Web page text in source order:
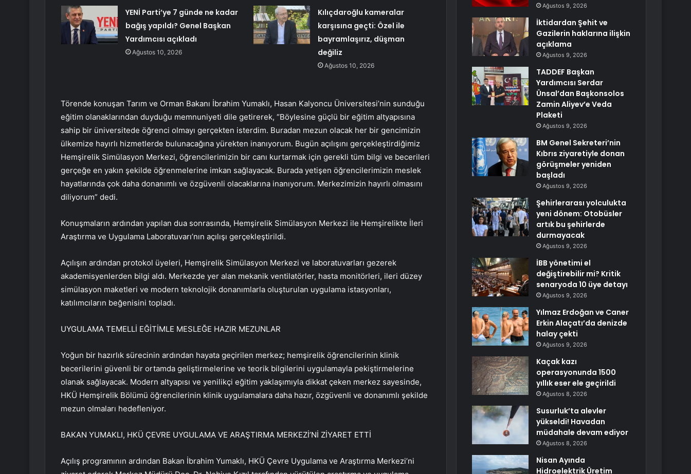
YENİ Parti’ye 7 günde ne kadar
bağış yapıldı? Genel Başkan
Yardımcısı açıkladı
Ağustos 10, 2026
Kılıçdaroğlu kameralar
karşısına geçti: Özel ile
bayramlaşırız, düşman
değiliz
Ağustos 10, 2026
Törende konuşan Tarım ve Orman Bakanı İbrahim Yumaklı, Hasan Kalyoncu Üniversitesi’nin sunduğu
eğitim olanaklarından duyduğu memnuniyeti dile getirerek, “Böylesine güçlü bir eğitim altyapısına
sahip bir üniversitede öğrenci olmayı gerçekten isterdim. Buradan mezun olacak her bir gencimizin
ülkemize hayırlı hizmetlerde bulunacağına yürekten inanıyorum. Bugün açılışını gerçekleştirdiğimiz
Hemşirelik Simülasyon Merkezi, öğrencilerimizin bir canı kurtarmak için gerekli tüm bilgi ve becerileri
gerçeğe en yakın şekilde öğrenmelerine imkan sağlayacak. Burada yetişen öğrencilerimizin meslek
hayatlarında çok daha donanımlı ve özgüvenli olacaklarına inanıyorum. Merkezimizin hayırlı olmasını
diliyorum” dedi.
Konuşmaların ardından yapılan dua sonrasında, Hemşirelik Simülasyon Merkezi ile Hemşirelikte İleri
Araştırma ve Uygulama Laboratuvarı’nın açılışı gerçekleştirildi.
Açılışın ardından protokol üyeleri, Hemşirelik Simülasyon Merkezi ve laboratuvarları gezerek
akademisyenlerden bilgi aldı. Merkezde yer alan mekanik ventilatörler, hasta monitörleri, ileri düzey
simülasyon maketleri ve modern teknolojik donanımlarla oluşturulan uygulama istasyonları,
katılımcıların beğenisini topladı.
UYGULAMA TEMELLİ EĞİTİMLE MESLEĞE HAZIR MEZUNLAR
Yoğun bir hazırlık sürecinin ardından hayata geçirilen merkez; hemşirelik öğrencilerinin klinik
becerilerini güvenli bir ortamda geliştirmelerine ve teorik bilgilerini uygulamayla pekiştirmelerine
olanak sağlayacak. Modern altyapısı ve yenilikçi eğitim yaklaşımıyla dikkat çeken merkez sayesinde,
HKÜ Hemşirelik Bölümü öğrencilerinin klinik uygulamalara daha hazır, özgüvenli ve donanımlı şekilde
mezun olmaları hedefleniyor.
BAKAN YUMAKLI, HKÜ ÇEVRE UYGULAMA VE ARAŞTIRMA MERKEZİ’Nİ ZİYARET ETTİ
Açılış programının ardından Bakan İbrahim Yumaklı, HKÜ Çevre Uygulama ve Araştırma Merkezi’ni
Ağustos 9, 2026
İktidardan Şehit ve
Gazilerin haklarına ilişkin
açıklama
Ağustos 9, 2026
TADDEF Başkan
Yardımcısı Serdar
Ünsal’dan Başkonsolos
Zamin Aliyev’e Veda
Plaketi
Ağustos 9, 2026
BM Genel Sekreteri’nin
Kıbrıs ziyaretiyle donan
görüşmeler yeniden
başladı
Ağustos 9, 2026
Şehirlerarası yolculukta
yeni dönem: Otobüsler
artık bu şehirlerde
durmayacak
Ağustos 9, 2026
İBB yönetimi el
değiştirebilir mi? Kritik
senaryoda 10 üye detayı
Ağustos 9, 2026
Yılmaz Erdoğan ve Caner
Erkin Alaçatı’da denizde
halay çekti
Ağustos 9, 2026
Kaçak kazı
operasyonunda 1500
yıllık eser ele geçirildi
Ağustos 8, 2026
Susurluk’ta alevler
yükseldi! Havadan
müdahale devam ediyor
Ağustos 8, 2026
Nisan Ayında
Hidroelektrik Üretim